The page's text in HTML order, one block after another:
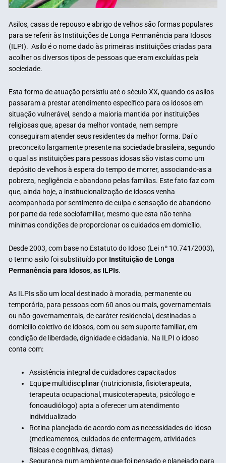
Asilos, casas de repouso e abrigo de velhos são formas populares
para se referir às Instituições de Longa Permanência para Idosos
(ILPI). Asilo é o nome dado às primeiras instituições criadas para
acolher os diversos tipos de pessoas que eram excluídas pela
sociedade.
Esta forma de atuação persistiu até o século XX, quando os asilos
passaram a prestar atendimento específico para os idosos em
situação vulnerável, sendo a maioria mantida por instituições
religiosas que, apesar da melhor vontade, nem sempre
conseguiram atender seus residentes da melhor forma. Daí o
preconceito largamente presente na sociedade brasileira, segundo
o qual as instituições para pessoas idosas são vistas como um
depósito de velhos à espera do tempo de morrer, associando-as a
pobreza, negligência e abandono pelas famílias. Este fato faz com
que, ainda hoje, a institucionalização de idosos venha
acompanhada por sentimento de culpa e sensação de abandono
por parte da rede sociofamiliar, mesmo que esta não tenha
mínimas condições de proporcionar os cuidados em domicílio.
Desde 2003, com base no Estatuto do Idoso (Lei nº 10.741/2003),
o termo asilo foi substituído por Instituição de Longa
Permanência para Idosos, as ILPIs.
As ILPIs são um local destinado à moradia, permanente ou
temporária, para pessoas com 60 anos ou mais, governamentais
ou não-governamentais, de caráter residencial, destinadas a
domicílio coletivo de idosos, com ou sem suporte familiar, em
condição de liberdade, dignidade e cidadania. Na ILPI o idoso
conta com:
Assistência integral de cuidadores capacitados
Equipe multidisciplinar (nutricionista, fisioterapeuta,
terapeuta ocupacional, musicoterapeuta, psicólogo e
fonoaudiólogo) apta a oferecer um atendimento
individualizado
Rotina planejada de acordo com as necessidades do idoso
(medicamentos, cuidados de enfermagem, atividades
físicas e cognitivas, dietas)
Segurança num ambiente que foi pensado e planejado para